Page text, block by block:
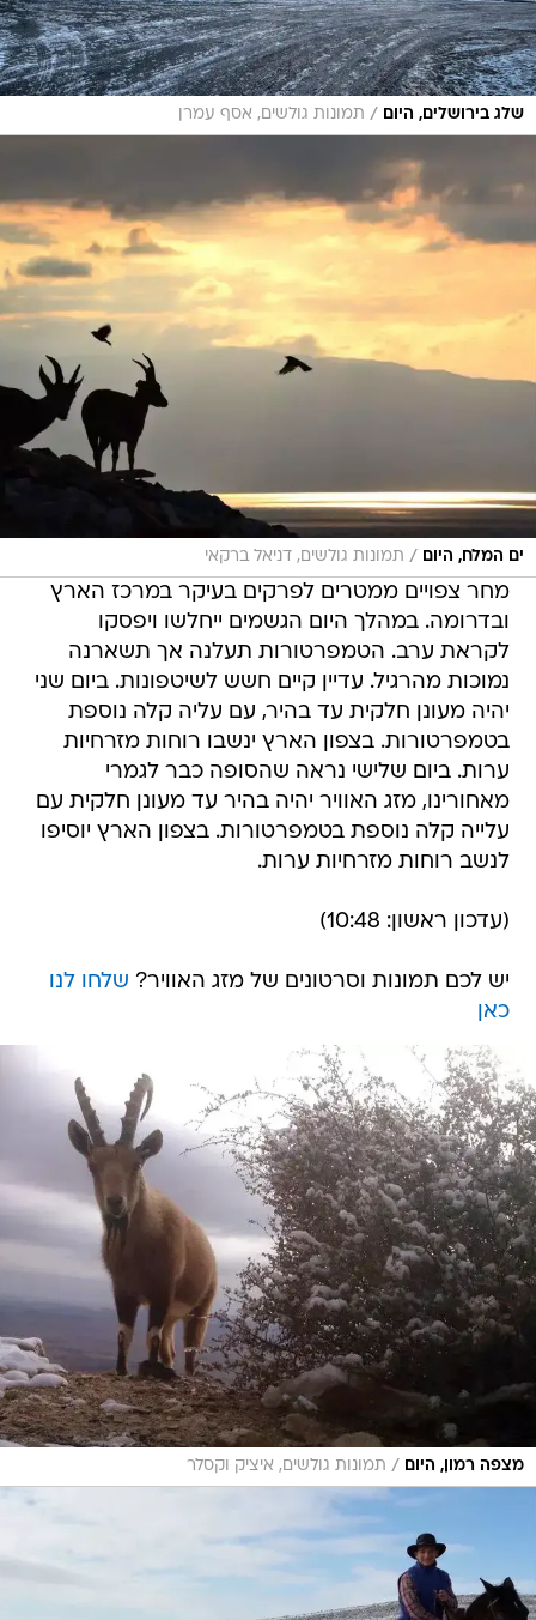
שלג בירושלים, היום / תמונות גולשים, אסף עמרן
ים המלח, היום / תמונות גולשים, דניאל ברקאי
מחר צפויים ממטרים לפרקים בעיקר במרכז הארץ
ובדרומה. במהלך היום הגשמים ייחלשו ויפסקו
לקראת ערב. הטמפרטורות תעלנה אך תשארנה
נמוכות מהרגיל. עדיין קיים חשש לשיטפונות. ביום שני
יהיה מעונן חלקית עד בהיר, עם עליה קלה נוספת
בטמפרטורות. בצפון הארץ ינשבו רוחות מזרחיות
ערות. ביום שלישי נראה שהסופה כבר לגמרי
מאחורינו, מזג האוויר יהיה בהיר עד מעונן חלקית עם
עלייה קלה נוספת בטמפרטורות. בצפון הארץ יוסיפו
לנשב רוחות מזרחיות ערות.
(עדכון ראשון: 10:48)
יש לכם תמונות וסרטונים של מזג האוויר? שלחו לנו
כאן
מצפה רמון, היום / תמונות גולשים, איציק וקסלר